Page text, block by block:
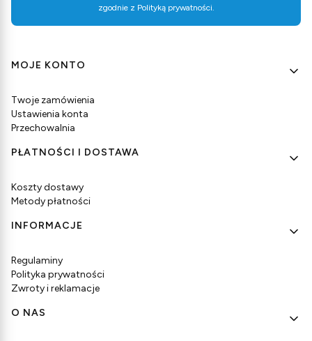
zgodnie z Polityką prywatności.
Linki w stopce
MOJE KONTO
Twoje zamówienia
Ustawienia konta
Przechowalnia
PŁATNOŚCI I DOSTAWA
Koszty dostawy
Metody płatności
INFORMACJE
Regulaminy
Polityka prywatności
Zwroty i reklamacje
O NAS